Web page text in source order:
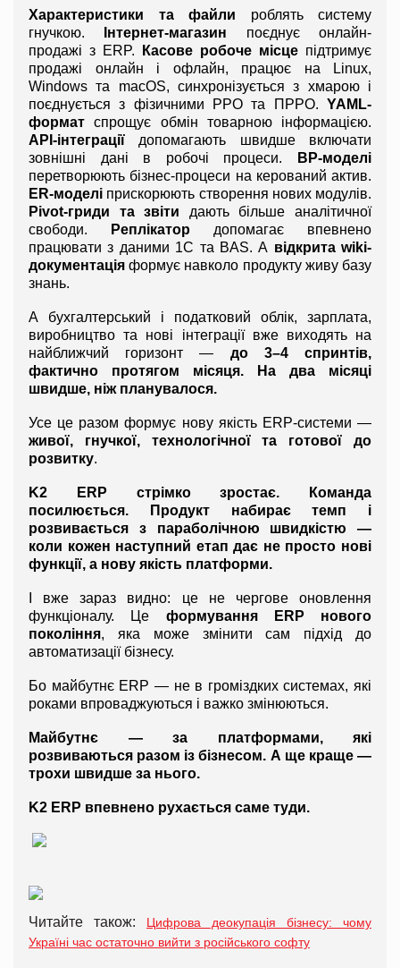
Характеристики та файли роблять систему
гнучкою.
Інтернет-магазин поєднує онлайн-
продажі з ERP.
Касове робоче місце підтримує
продажі онлайн і офлайн, працює на Linux,
Windows та macOS, синхронізується з хмарою і
поєднується з фізичними РРО та ПРРО. YAML-
формат
API-інтеграції допомагають швидше включати
зовнішні дані в робочі процеси.
BP-моделі
ER-моделі
Pivot-гриди та звіти дають більше аналітичної
свободи.
Реплікатор допомагає впевнено
працювати з даними 1С та BAS. А відкрита wiki-
документація формує навколо продукту живу базу
знань.
А бухгалтерський і податковий облік, зарплата,
виробництво та нові інтеграції вже виходять на
найближчий горизонт — до 3–4 спринтів,
фактично протягом місяця. На два місяці
швидше, ніж планувалося.
живої, гнучкої, технологічної та готової до
розвитку.
K2 ERP стрімко зростає. Команда
посилюється. Продукт набирає темп і
розвивається з параболічною швидкістю —
коли кожен наступний етап дає не просто нові
функції, а нову якість платформи.
І вже зараз видно: це не чергове оновлення
функціоналу. Це формування ERP нового
покоління, яка може змінити сам підхід до
автоматизації бізнесу.
Бо майбутнє ERP — не в громіздких системах, які
роками впроваджуються і важко змінюються.
Майбутнє — за платформами, які
розвиваються разом із бізнесом. А ще краще —
трохи швидше за нього.
K2 ERP впевнено рухається саме туди.
Читайте також: Цифрова деокупація бізнесу: чому
Україні час остаточно вийти з російського софту